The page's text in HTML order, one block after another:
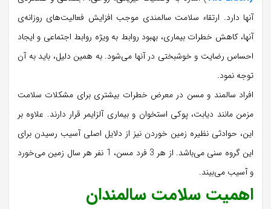
آنها دارد. ارتقاء سلامت سالمندی موجب افزایش فعالیت‌های روزانه‌ی
آنها، کاهش خطرات بیماری، بهبود روابط به ویژه روابط اجتماعی و ایجاد
احساس رضایت و خوشبختی در آنها می‌شود. به همین دلیل، باید به آن
توجه نمود.
افراد سالمند و مسن در معرض خطرات بیشتری برای مشکلات سلامت
مزمن مانند دیابت، پوکی استخوان و بیماری آلزایمر قرار دارند. علاوه بر
این، حوادثی نظیره زمین خوردن نیز از دلایل اصلی آسیب رسیدن برای
این گروه سنی می‌باشد. از هر 3 فرد مسن، 1 نفر هر سال زمین می‌خورد
و آسیب می‌بیند.
اهمیت سلامت سالمندان